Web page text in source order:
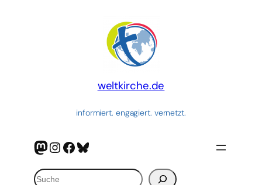
weltkirche.de
informiert. engagiert. vernetzt.
Mastodon
Instagram
Facebook
Bluesky
Suchen